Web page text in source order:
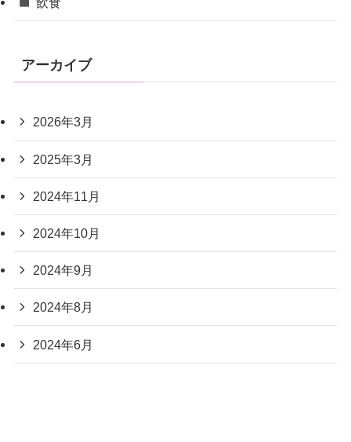
アーカイブ
2026年3月
2025年3月
2024年11月
2024年10月
2024年9月
2024年8月
2024年6月